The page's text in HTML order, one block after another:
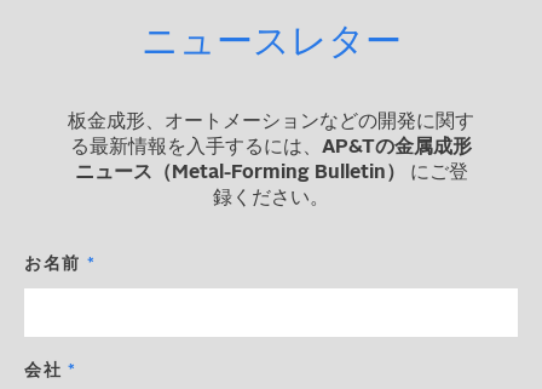
ニュースレター
板金成形、オートメーションなどの開発に関す
る最新情報を入手するには、 AP&Tの金属成形
ニュース（Metal-Forming Bulletin）
にご登
録ください。
お名前
会社